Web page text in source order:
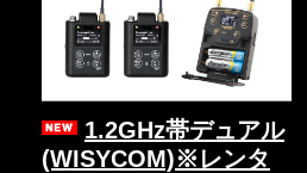
1.2GHz帯デュアル
(WISYCOM)※レンタ